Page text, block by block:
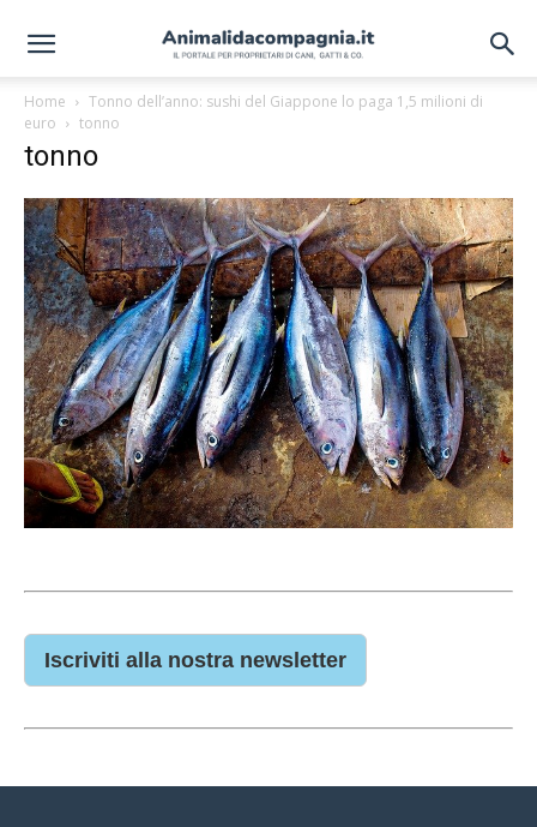
Home
Tonno dell’anno: sushi del Giappone lo paga 1,5 milioni di
euro
tonno
tonno
Iscriviti alla nostra newsletter